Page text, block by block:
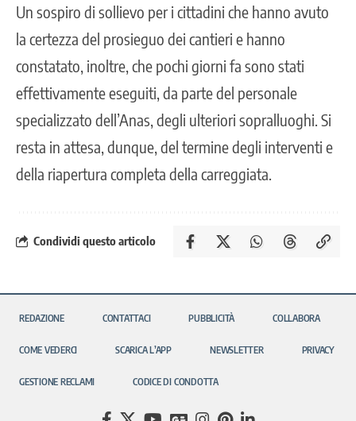
Un sospiro di sollievo per i cittadini che hanno avuto
la certezza del prosieguo dei cantieri e hanno
constatato, inoltre, che pochi giorni fa sono stati
effettivamente eseguiti, da parte del personale
specializzato dell’Anas, degli ulteriori sopralluoghi. Si
resta in attesa, dunque, del termine degli interventi e
della riapertura completa della carreggiata.
Condividi questo articolo
REDAZIONE CONTATTACI PUBBLICITÀ COLLABORA
COME VEDERCI SCARICA L’APP NEWSLETTER PRIVACY
GESTIONE RECLAMI CODICE DI CONDOTTA